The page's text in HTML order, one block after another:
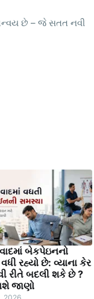
છે – જે સતત નવી
બેકપેઇનનો
રહ્યો છે: વ્યાના કેર
રીતે બદલી શકે છે ?
જાણો